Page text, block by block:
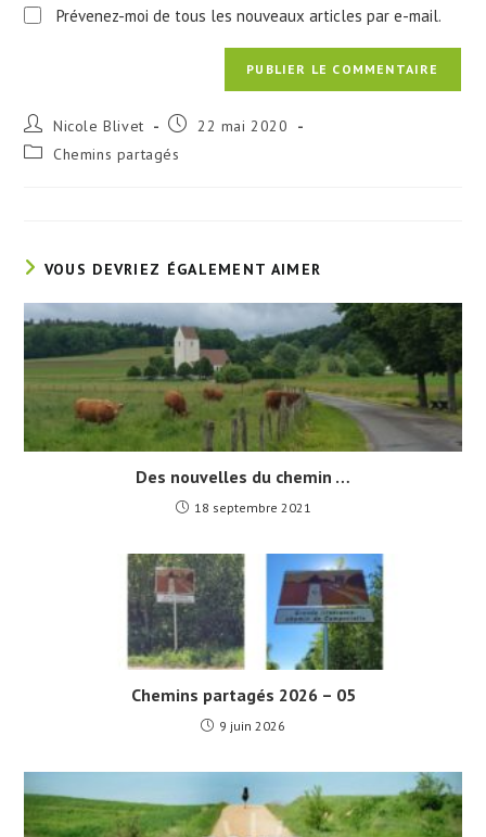
Prévenez-moi de tous les nouveaux articles par e-mail.
Auteur/autrice
de
la
Nicole Blivet
Publication
22 mai 2020
Post Chemins partagés
VOUS DEVRIEZ ÉGALEMENT AIMER
Des nouvelles du chemin …
18 septembre 2021
Chemins partagés 2026 – 05
9 juin 2026